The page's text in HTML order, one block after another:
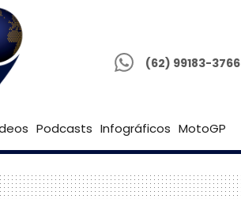
(62) 99183-3766
Goiânia 24º
Podcasts Infográficos MotoGP